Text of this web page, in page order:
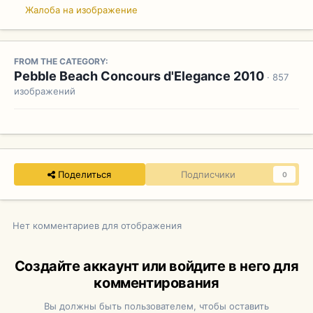
Жалоба на изображение
FROM THE CATEGORY:
Pebble Beach Concours d'Elegance 2010 · 857
изображений
Поделиться Подписчики 0
Нет комментариев для отображения
Создайте аккаунт или войдите в него для
комментирования
Вы должны быть пользователем, чтобы оставить